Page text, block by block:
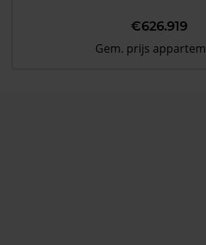
€626.919
Gem. prijs